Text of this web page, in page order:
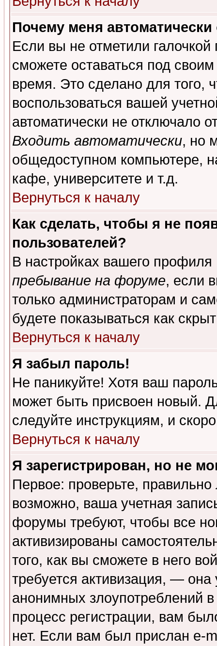
Почему меня автоматически
Если вы не отметили галочкой
сможете оставаться под
время. Это сделано для того,
воспользоваться вашей
автоматически не отключало
Входить автоматически, но
общедоступном компьютере,
кафе, университете и т.д.
Вернуться к началу
Как сделать, чтобы я не
пользователей?
В настройках вашего
пребывание на форуме, если
только администраторам и
будете показываться как
Вернуться к началу
Я забыл пароль!
Не паникуйте! Хотя ваш
может быть присвоен новый.
следуйте инструкциям, и
Вернуться к началу
Я зарегистрирован, но не
Первое: проверьте,
возможно, ваша учетная
форумы требуют, чтобы все
активизированы
того, как вы сможете в него
требуется активизация, —
анонимных злоупотреблений
процесс регистрации, вам
нет. Если вам был прислан e-